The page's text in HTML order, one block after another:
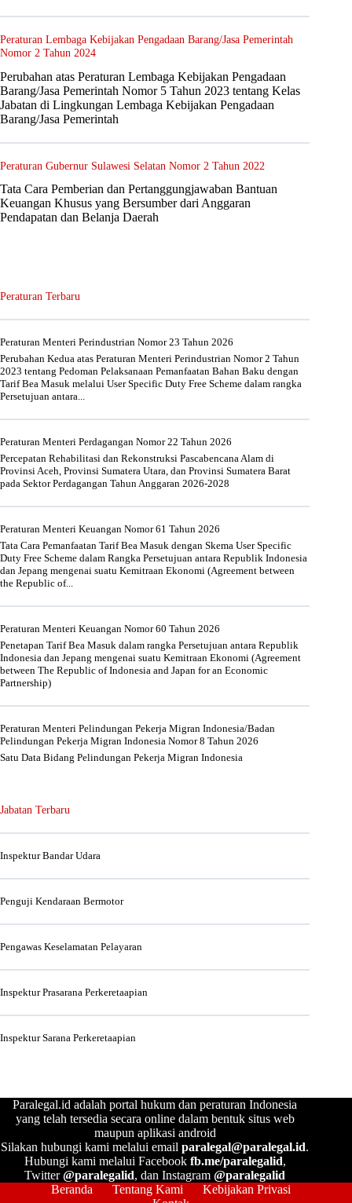
Peraturan Lembaga Kebijakan Pengadaan Barang/Jasa Pemerintah
Nomor 2 Tahun 2024
Perubahan atas Peraturan Lembaga Kebijakan Pengadaan
Barang/Jasa Pemerintah Nomor 5 Tahun 2023 tentang Kelas
Jabatan di Lingkungan Lembaga Kebijakan Pengadaan
Barang/Jasa Pemerintah
Peraturan Gubernur Sulawesi Selatan Nomor 2 Tahun 2022
Tata Cara Pemberian dan Pertanggungjawaban Bantuan
Keuangan Khusus yang Bersumber dari Anggaran
Pendapatan dan Belanja Daerah
Peraturan Terbaru
Peraturan Menteri Perindustrian Nomor 23 Tahun 2026
Perubahan Kedua atas Peraturan Menteri Perindustrian Nomor 2 Tahun
2023 tentang Pedoman Pelaksanaan Pemanfaatan Bahan Baku dengan
Tarif Bea Masuk melalui User Specific Duty Free Scheme dalam rangka
Persetujuan antara...
Peraturan Menteri Perdagangan Nomor 22 Tahun 2026
Percepatan Rehabilitasi dan Rekonstruksi Pascabencana Alam di
Provinsi Aceh, Provinsi Sumatera Utara, dan Provinsi Sumatera Barat
pada Sektor Perdagangan Tahun Anggaran 2026-2028
Peraturan Menteri Keuangan Nomor 61 Tahun 2026
Tata Cara Pemanfaatan Tarif Bea Masuk dengan Skema User Specific
Duty Free Scheme dalam Rangka Persetujuan antara Republik Indonesia
dan Jepang mengenai suatu Kemitraan Ekonomi (Agreement between
the Republic of...
Peraturan Menteri Keuangan Nomor 60 Tahun 2026
Penetapan Tarif Bea Masuk dalam rangka Persetujuan antara Republik
Indonesia dan Jepang mengenai suatu Kemitraan Ekonomi (Agreement
between The Republic of Indonesia and Japan for an Economic
Partnership)
Peraturan Menteri Pelindungan Pekerja Migran Indonesia/Badan
Pelindungan Pekerja Migran Indonesia Nomor 8 Tahun 2026
Satu Data Bidang Pelindungan Pekerja Migran Indonesia
Jabatan Terbaru
Inspektur Bandar Udara
Penguji Kendaraan Bermotor
Pengawas Keselamatan Pelayaran
Inspektur Prasarana Perkeretaapian
Inspektur Sarana Perkeretaapian
Paralegal.id adalah portal hukum dan peraturan Indonesia
yang telah tersedia secara online dalam bentuk situs web
maupun aplikasi android
Silakan hubungi kami melalui emailparalegal@paralegal.id.
Hubungi kami melalui Facebook fb.me/paralegalid,
Twitter@paralegalid, dan Instagram@paralegalid
Beranda
Tentang Kami
Kebijakan Privasi